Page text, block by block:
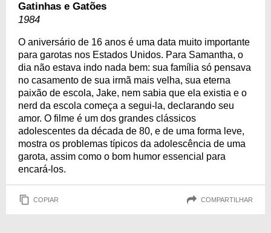
Gatinhas e Gatões
1984
O aniversário de 16 anos é uma data muito importante
para garotas nos Estados Unidos. Para Samantha, o
dia não estava indo nada bem: sua família só pensava
no casamento de sua irmã mais velha, sua eterna
paixão de escola, Jake, nem sabia que ela existia e o
nerd da escola começa a segui-la, declarando seu
amor. O filme é um dos grandes clássicos
adolescentes da década de 80, e de uma forma leve,
mostra os problemas típicos da adolescência de uma
garota, assim como o bom humor essencial para
encará-los.
COPIAR COMPARTILHAR